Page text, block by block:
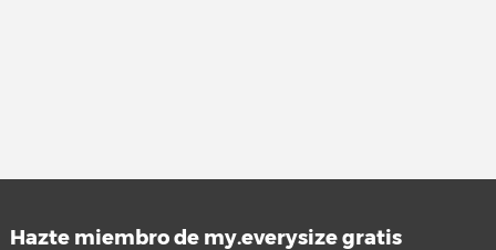
Hazte miembro de my.everysize gratis